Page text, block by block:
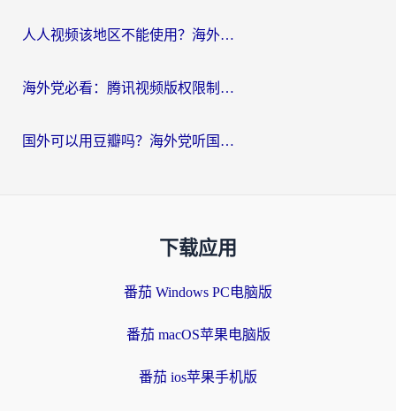
人人视频该地区不能使用？海外党追剧看片的终极解决方案来了
海外党必看：腾讯视频版权限制怎么破？3步让你轻松追剧
国外可以用豆瓣吗？海外党听国内音乐听书的实用指南
下载应用
番茄 Windows PC电脑版
番茄 macOS苹果电脑版
番茄 ios苹果手机版